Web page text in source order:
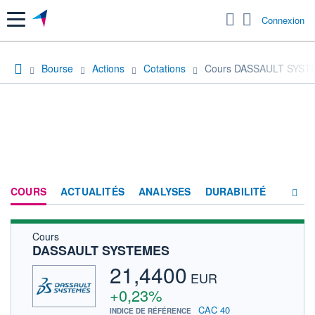
Menu Connexion
Bourse Actions Cotations Cours DASSAULT
COURS ACTUALITÉS ANALYSES DURABILITÉ
Cours
DASSAULT SYSTEMES
21,4400 EUR
+0,23%
INDICE DE RÉFÉRENCE CAC 40